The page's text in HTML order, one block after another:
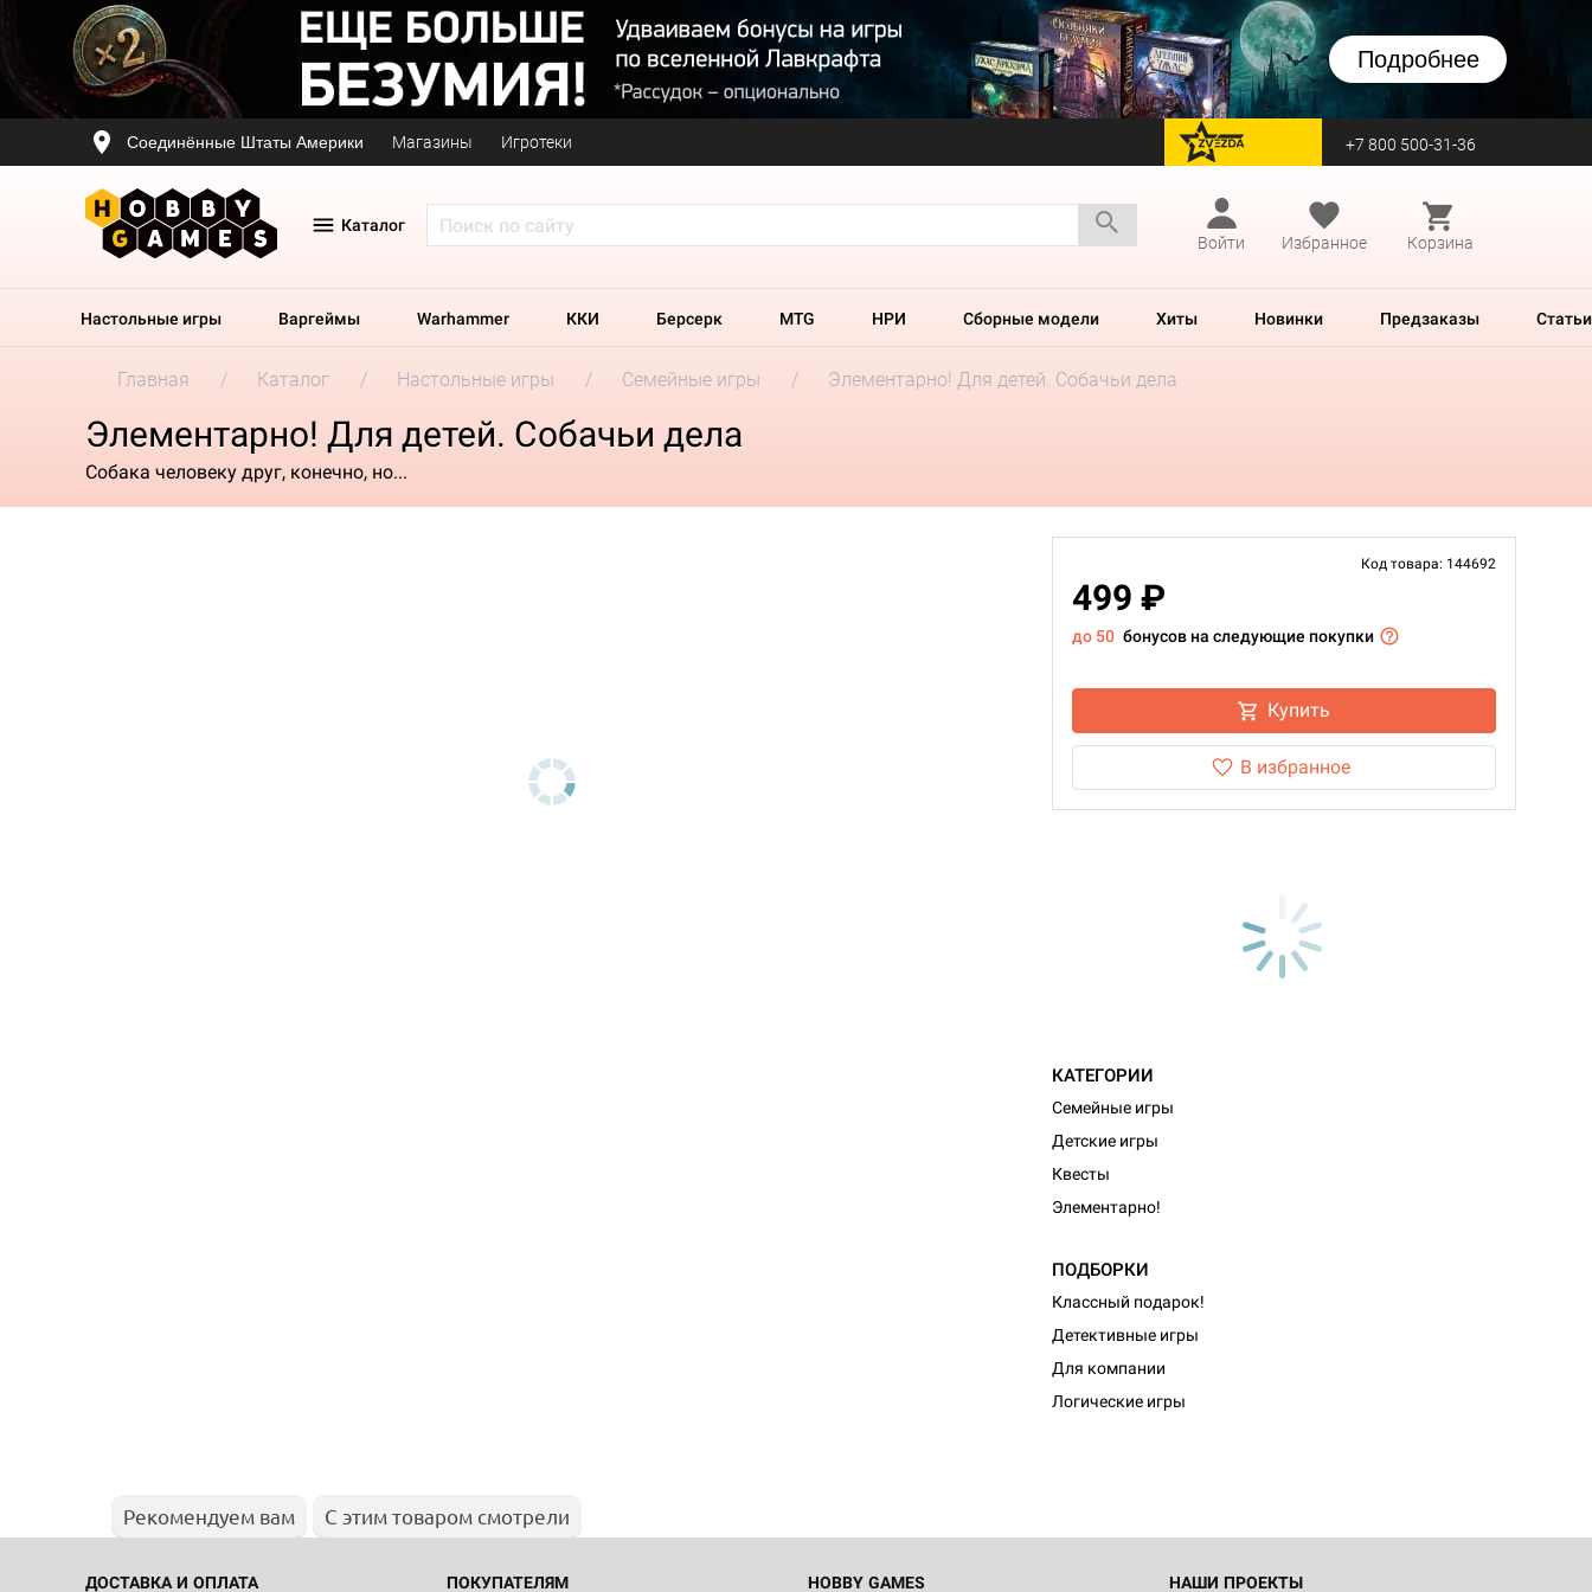
Подробнее
Соединённые Штаты Америки Магазины Игротеки перейти на Zvezda +7 800 500-31-36
Каталог
Войти
Избранное Корзина
Настольные игры Варгеймы Warhammer ККИ Берсерк MTG НРИ Сборные модели Хиты Новинки Предзаказы Статьи
Главная Каталог Настольные игры Семейные игры Элементарно! Для детей. Собачьи дела
Элементарно! Для детей. Собачьи дела
Собака человеку друг, конечно, но...
Код товара: 144692
499 ₽
до 50 бонусов на следующие покупки
Купить
В избранное
КАТЕГОРИИ
Семейные игры
Детские игры
Квесты
Элементарно!
ПОДБОРКИ
Классный подарок!
Детективные игры
Для компании
Логические игры
Рекомендуем вам С этим товаром смотрели
ДОСТАВКА И ОПЛАТА ПОКУПАТЕЛЯМ HOBBY GAMES НАШИ ПРОЕКТЫ